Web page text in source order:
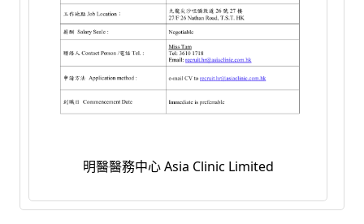
明醫醫務中心 Asia Clinic Limited